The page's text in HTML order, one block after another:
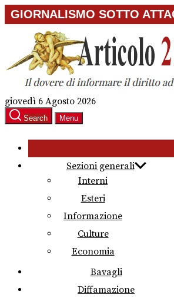
Skip
to
content
GIORNALISMO SOTTO
giovedì 6 Agosto 2026
Search Menu
Sezioni generali
Interni
Esteri
Informazione
Culture
Economia
Bavagli
Diffamazione